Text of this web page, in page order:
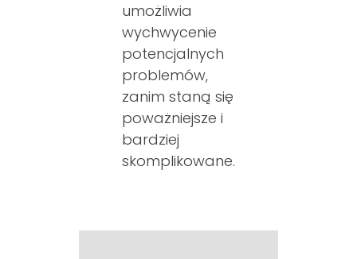
umożliwia
wychwycenie
potencjalnych
problemów,
zanim staną się
poważniejsze i
bardziej
skomplikowane.